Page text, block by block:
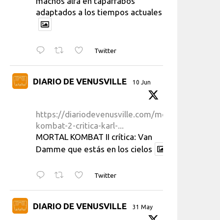
adaptados a los tiempos actuales
Twitter
DIARIO DE VENUSVILLE 10 Jun
https://diariodevenusville.com/mortal-
kombat-2-critica-karl-...
MORTAL KOMBAT II crítica: Van
Damme que estás en los cielos
Twitter
DIARIO DE VENUSVILLE 31 May